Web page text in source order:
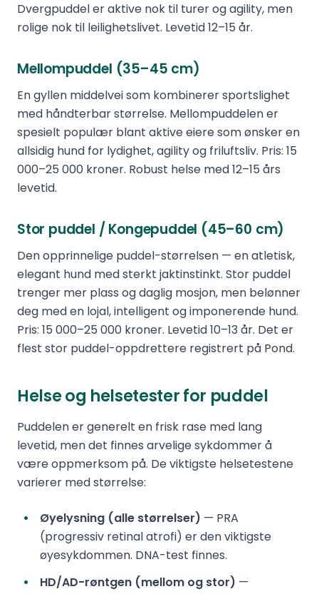
Dvergpuddel er aktive nok til turer og agility, men
rolige nok til leilighetslivet. Levetid 12–15 år.
Mellompuddel (35–45 cm)
En gyllen middelvei som kombinerer sportslighet
med håndterbar størrelse. Mellompuddelen er
spesielt populær blant aktive eiere som ønsker en
allsidig hund for lydighet, agility og friluftsliv. Pris: 15
000–25 000 kroner. Robust helse med 12–15 års
levetid.
Stor puddel / Kongepuddel (45–60 cm)
Den opprinnelige puddel-størrelsen — en atletisk,
elegant hund med sterkt jaktinstinkt. Stor puddel
trenger mer plass og daglig mosjon, men belønner
deg med en lojal, intelligent og imponerende hund.
Pris: 15 000–25 000 kroner. Levetid 10–13 år. Det er
flest stor puddel-oppdrettere registrert på Pond.
Helse og helsetester for puddel
Puddelen er generelt en frisk rase med lang
levetid, men det finnes arvelige sykdommer å
være oppmerksom på. De viktigste helsetestene
varierer med størrelse:
Øyelysning (alle størrelser) — PRA
(progressiv retinal atrofi) er den viktigste
øyesykdommen. DNA-test finnes.
HD/AD-røntgen (mellom og stor) —